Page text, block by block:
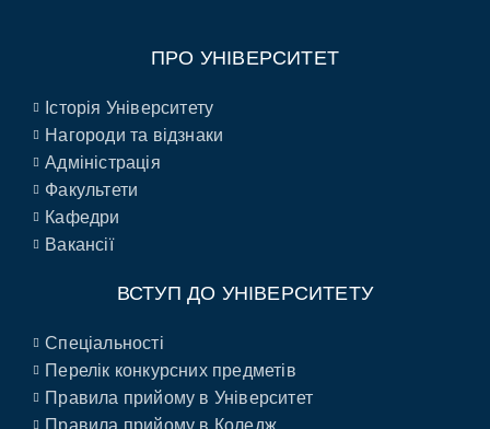
ПРО УНІВЕРСИТЕТ
Історія Університету
Нагороди та відзнаки
Адміністрація
Факультети
Кафедри
Вакансії
ВСТУП ДО УНІВЕРСИТЕТУ
Спеціальності
Перелік конкурсних предметів
Правила прийому в Університет